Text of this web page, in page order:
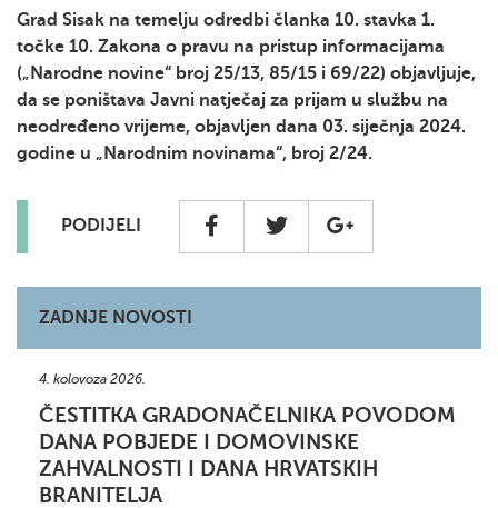
Grad Sisak na temelju odredbi članka 10. stavka 1.
točke 10. Zakona o pravu na pristup informacijama
(„Narodne novine“ broj 25/13, 85/15 i 69/22) objavljuje,
da se poništava Javni natječaj za prijam u službu na
neodređeno vrijeme, objavljen dana 03. siječnja 2024.
godine u „Narodnim novinama“, broj 2/24.
PODIJELI
ZADNJE NOVOSTI
4. kolovoza 2026.
ČESTITKA GRADONAČELNIKA POVODOM
DANA POBJEDE I DOMOVINSKE
ZAHVALNOSTI I DANA HRVATSKIH
BRANITELJA